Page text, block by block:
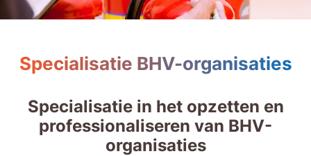
Specialisatie BHV-organisaties
Specialisatie in het opzetten en
professionaliseren van BHV-
organisaties